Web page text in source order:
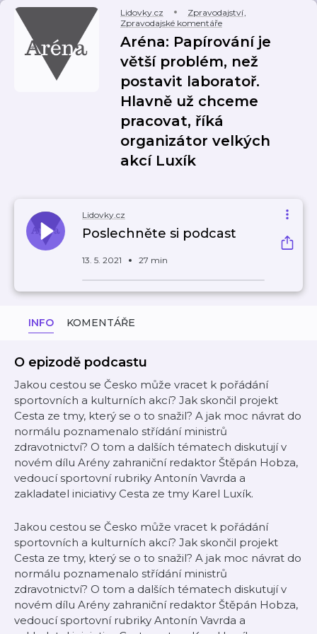
Lidovky.cz Zpravodajství,
Zpravodajské komentáře
Aréna: Papírování je
větší problém, než
postavit laboratoř.
Hlavně už chceme
pracovat, říká
organizátor velkých
akcí Luxík
Lidovky.cz
Poslechněte si podcast
13. 5. 2021 27 min
INFO KOMENTÁŘE
O epizodě podcastu
Jakou cestou se Česko může vracet k pořádání
sportovních a kulturních akcí? Jak skončil projekt
Cesta ze tmy, který se o to snažil? A jak moc návrat do
normálu poznamenalo střídání ministrů
zdravotnictví? O tom a dalších tématech diskutují v
novém dílu Arény zahraniční redaktor Štěpán Hobza,
vedoucí sportovní rubriky Antonín Vavrda a
zakladatel iniciativy Cesta ze tmy Karel Luxík.
Jakou cestou se Česko může vracet k pořádání
sportovních a kulturních akcí? Jak skončil projekt
Cesta ze tmy, který se o to snažil? A jak moc návrat do
normálu poznamenalo střídání ministrů
zdravotnictví? O tom a dalších tématech diskutují v
novém dílu Arény zahraniční redaktor Štěpán Hobza,
vedoucí sportovní rubriky Antonín Vavrda a